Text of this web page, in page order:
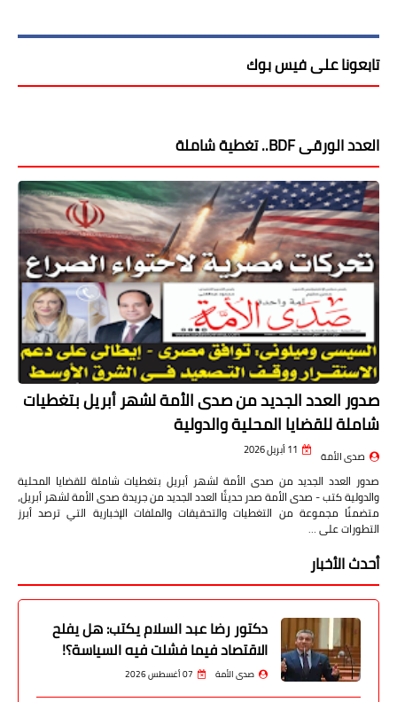
تابعونا على فيس بوك
العدد الورقى BDF.. تغطية شاملة
صدور العدد الجديد من صدى الأمة لشهر أبريل بتغطيات
شاملة للقضايا المحلية والدولية
صدى الأمة 11 أبريل 2026
صدور العدد الجديد من صدى الأمة لشهر أبريل بتغطيات شاملة للقضايا المحلية
والدولية كتب - صدى الأمة صدر حديثًا العدد الجديد من جريدة صدى الأمة لشهر أبريل،
متضمنًا مجموعة من التغطيات والتحقيقات والملفات الإخبارية التي ترصد أبرز
التطورات على …
أحدث الأخبار
دكتور رضا عبد السلام يكتب: هل يفلح
الاقتصاد فيما فشلت فيه السياسة؟!
صدى الأمة 07 أغسطس 2026